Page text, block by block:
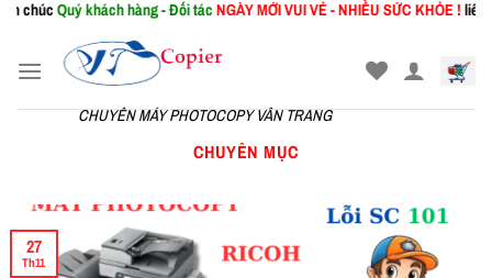
Skip
content
Quý khách hàng - Đối tácNGÀY MỚIVUI VẺ - NHIỀU SỨC KHỎE !liên hệ
CHUYÊN MÁY PHOTOCOPY VÂN TRANG
CHUYÊN MỤC
27
Th11